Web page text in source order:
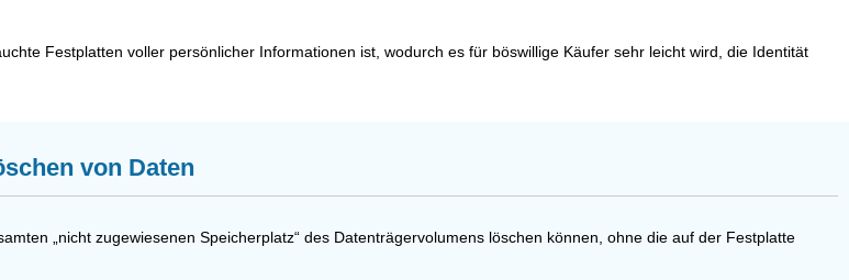
Festplatten voller persönlicher Informationen ist, wodurch es für böswillige Käufer sehr leicht wird, die Identität
von Daten
„nicht zugewiesenen Speicherplatz“ des Datenträgervolumens löschen können, ohne die auf der Festplatte